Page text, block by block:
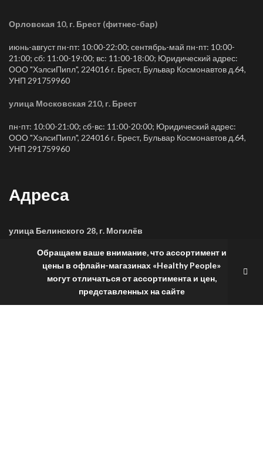
Орловская 10, г. Брест (фитнес-бар)
июнь-август пн-пт: 10:00-22:00; сентябрь-май пн-пт: 10:00-
21:00; сб: 11:00-19:00; вс: 11:00-18:00; Юридический адрес:
ООО "ХэлсиПипл", 224016 г. Брест, Бульвар Космонавтов д.64,
УНП 291759960
улица Московская 210, г. Брест
пн-пт: 10:00-21:00; сб-вс: 11:00-20:00; Юридический адрес:
ООО "ХэлсиПипл", 224016 г. Брест, Бульвар Космонавтов д.64,
УНП 291759960
Адреса
улица Белинского 28, г. Могилёв
пн-пт: 10:00-21:00; сб-вс: 11:00-20:00; Юридический адрес:
ООО "ХэлсиПипл", 224016 г. Брест, Бульвар Космонавтов д.64,
УНП 291759960
улица Ленинская 68, г. Могилёв
Обращаем ваше внимание, что ассортимент и
цены в офлайн-магазинах «Healthy People»
могут отличаться от ассортимента и цен,
представленных на сайте